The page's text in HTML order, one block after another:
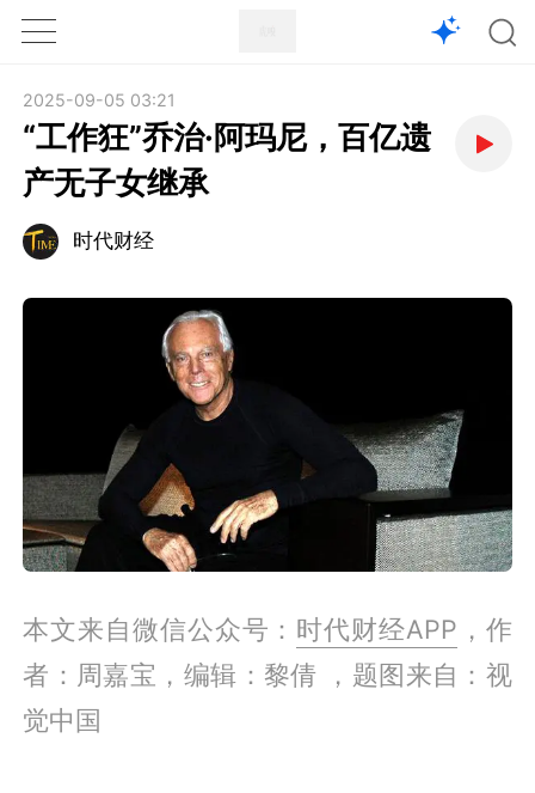
1X
2025-09-05 03:21
“工作狂”乔治·阿玛尼，百亿遗
产无子女继承
时代财经
本文来自微信公众号： 时代财经APP ，作
者：周嘉宝，编辑：黎倩 ，题图来自：视
觉中国